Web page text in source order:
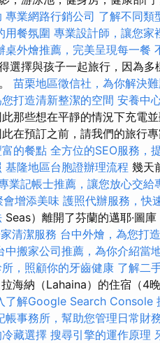
專業網路行銷公司 了解不同類
用餐氛圍 專業設計師，讓您家
桌外燴推薦，完美呈現每一餐
選擇與孩子一起旅行，因為
苗栗地區徵信社，為你解決難
打造清新整潔的空間 安養中
那些想在平靜的情況下充電
在預訂之前，請我們的旅行
的餐點 全方位的SEO服務，
基隆地區台胞證辦理流程 幾天
業記帳士推薦，讓您放心交給
增添美味 護照代辦服務，快
Seas）離開了芬蘭的邁耶·圖
清潔服務 台中外燴，為您打
中搬家公司推薦，為你介紹當
，照顧你的牙齒健康 了解二
海納（Lahaina）的住宿（4晚
了解Google Search Console
帳事務所，幫助您管理日常財
藏選擇 搜尋引擎的運作原理